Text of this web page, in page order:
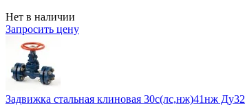
Нет в наличии
Запросить цену
Задвижка стальная клиновая 30с(лс,нж)41нж Ду32